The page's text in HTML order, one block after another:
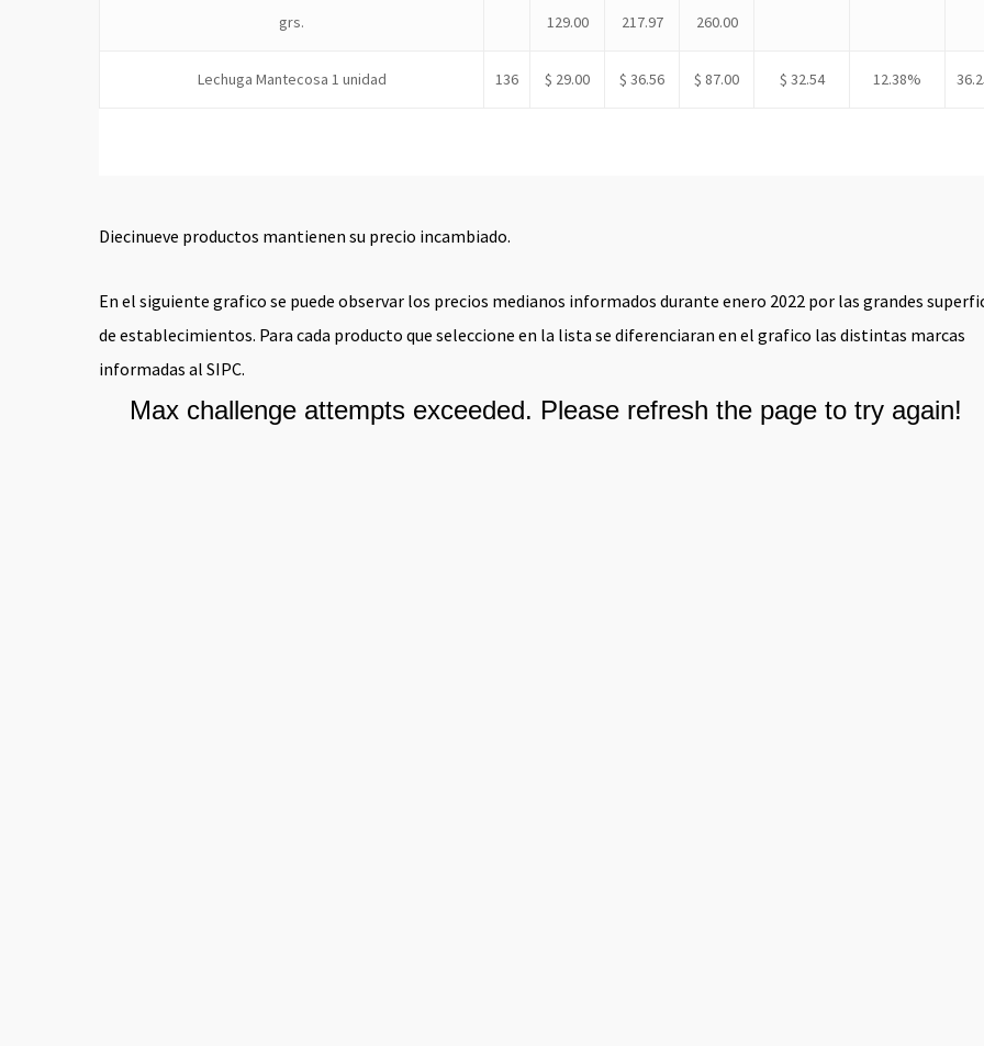
grs.
129.00
217.97
260.00
Lechuga Mantecosa 1 unidad 136 $ 29.00 $ 36.56 $ 87.00 $ 32.54 12.38%
Diecinueve productos mantienen su precio incambiado.
En el siguiente grafico se puede observar los precios medianos informados durante enero 2022 por las grandes
de establecimientos. Para cada producto que seleccione en la lista se diferenciaran en el grafico las distintas marcas
informadas al SIPC.